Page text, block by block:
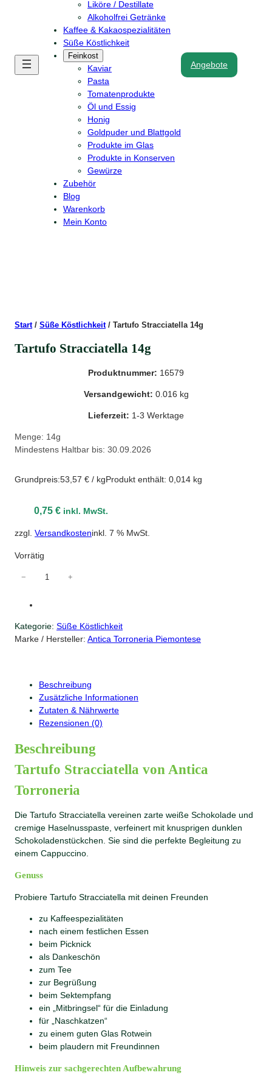
Liköre / Destillate
Alkoholfrei Getränke
Kaffee & Kakaospezialitäten
Süße Köstlichkeit
Feinkost
Kaviar
Pasta
Tomatenprodukte
Öl und Essig
Honig
Goldpuder und Blattgold
Produkte im Glas
Produkte in Konserven
Gewürze
Zubehör
Blog
Warenkorb
Mein Konto
Angebote
Start/ Süße Köstlichkeit/ Tartufo Stracciatella 14g
Tartufo Stracciatella 14g
Produktnummer: 16579
Versandgewicht: 0.016 kg
Lieferzeit: 1-3 Werktage
Menge: 14g
Mindestens Haltbar bis: 30.09.2026
Grundpreis:53,57 € / kgProdukt enthält: 0,014 kg
0,75 € inkl. MwSt.
zzgl. Versandkosteninkl. 7 % MwSt.
Vorrätig
u
f
i
a
t
a
1
4
g
M
n
− +
Kategorie: Süße Köstlichkeit
Marke / Hersteller: Antica Torroneria Piemontese
Beschreibung
Zusätzliche Informationen
Zutaten & Nährwerte
Rezensionen (0)
Beschreibung
Tartufo Stracciatella von Antica
Torroneria
Die Tartufo Stracciatella vereinen zarte weiße Schokolade und
cremige Haselnusspaste, verfeinert mit knusprigen dunklen
Schokoladenstückchen. Sie sind die perfekte Begleitung zu
einem Cappuccino.
Genuss
Probiere Tartufo Stracciatella mit deinen Freunden
zu Kaffeespezialitäten
nach einem festlichen Essen
beim Picknick
als Dankeschön
zum Tee
zur Begrüßung
beim Sektempfang
ein „Mitbringsel“ für die Einladung
für „Naschkatzen“
zu einem guten Glas Rotwein
beim plaudern mit Freundinnen
Hinweis zur sachgerechten Aufbewahrung